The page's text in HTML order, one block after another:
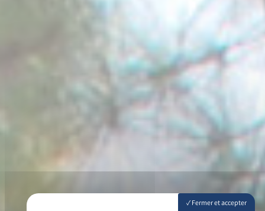
Fermer et accepter